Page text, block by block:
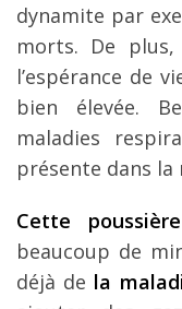
dynamite par
morts. De
l’espérance de
bien élevée.
maladies
présente dans la
Cette
beaucoup de
déjà de la